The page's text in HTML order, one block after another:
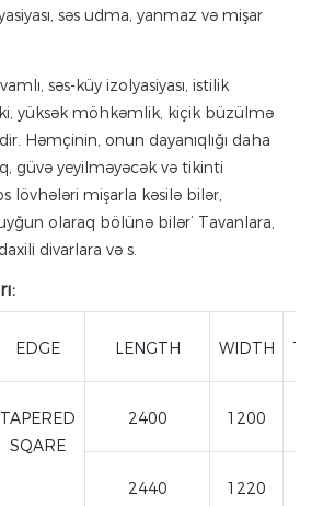
səs udma, yanmaz və mişar
səs-küy izolyasiyası, istilik
yüksək möhkəmlik, kiçik büzülmə
Həmçinin, onun dayanıqlığı daha
güvə yeyilməyəcək və tikinti
lövhələri mişarla kəsilə bilər,
olaraq bölünə bilər’ Tavanlara,
divarlara və s.
EDGE LENGTH WIDTH
TAPERED
SQARE
2400 1200
2440 1220